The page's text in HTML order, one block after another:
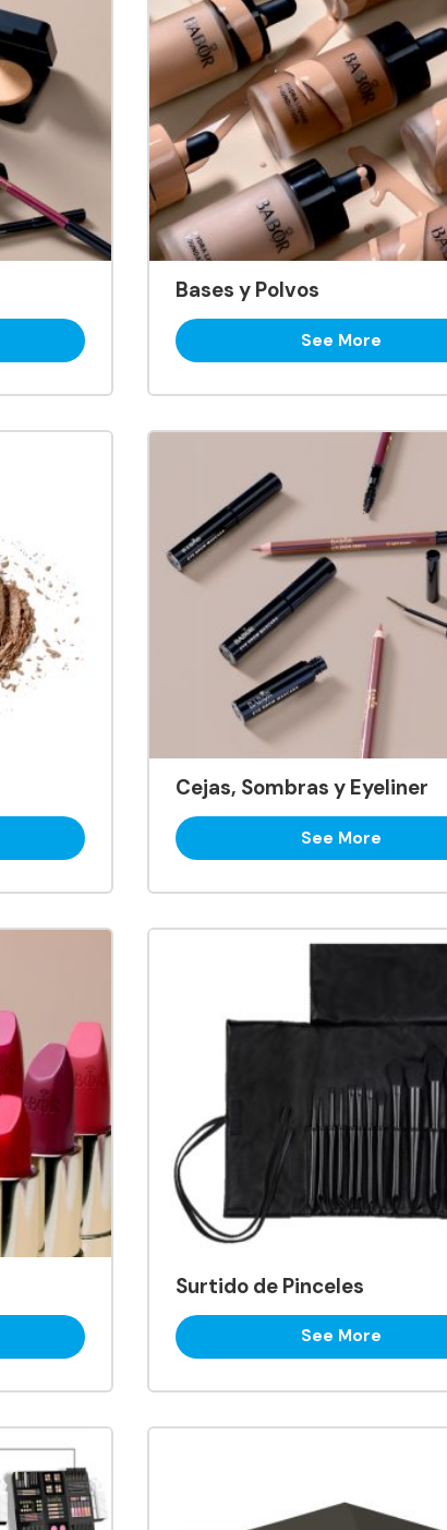
Bases y Polvos
See More
Cejas, Sombras y Eyeliner
See More
Surtido de Pinceles
See More